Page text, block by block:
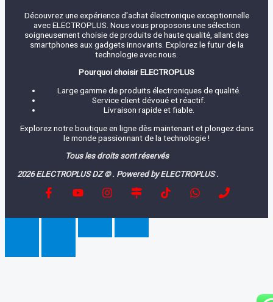
Découvrez une expérience d'achat électronique exceptionnelle
avec ELECTROPLUS. Nous vous proposons une sélection
soigneusement choisie de produits de haute qualité, allant des
smartphones aux gadgets innovants. Explorez le futur de la
technologie avec nous.
Pourquoi choisir ELECTROPLUS
Large gamme de produits électroniques de qualité.
Service client dévoué et réactif.
Livraison rapide et fiable.
Explorez notre boutique en ligne dès maintenant et plongez dans
le monde passionnant de la technologie !
Tous les droits sont réservés
2026 ELECTROPLUS DZ © . Powered by ELECTROPLUS .